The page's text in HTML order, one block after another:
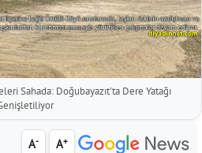
Sahada: Doğubayazıt'ta Dere Yatağı
A- A+